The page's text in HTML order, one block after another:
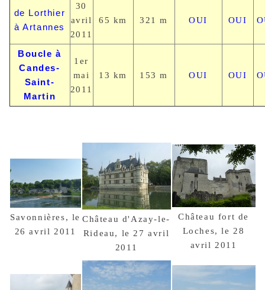
de Lorthier
à Artannes
30
avril
2011
65 km 321 m OUI OUI
Boucle à
Candes-
Saint-
Martin
1er
mai
2011
13 km 153 m OUI OUI
Savonnières, le
26 avril 2011
Château d'Azay-le-
Rideau, le 27 avril
2011
Château fort de
Loches, le 28
avril 2011